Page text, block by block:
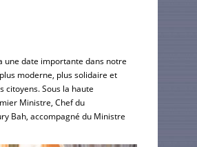
une date importante dans notre
moderne, plus solidaire et
citoyens. Sous la haute
Ministre, Chef du
Bah, accompagné du Ministre